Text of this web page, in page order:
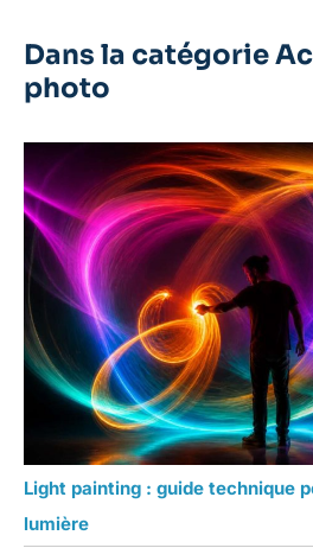
Dans la catégorie
photo
Light painting : guide technique
lumière